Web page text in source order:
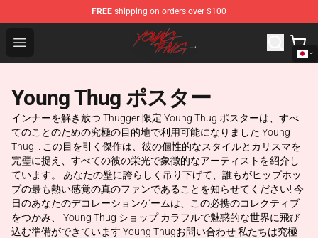
FREE shipping on orders over $100
Open menu
Young Thug Shop - Official Young Thug Merchandise
Young Thug ポスター
インナーを解き放つ Thugger 限定 Young Thug ポスターは、すべ
てのことのための究極の目的地で利用可能になりました Young
Thug. . この目を引く傑作は、彼の個性的なスタイルとカリスマを
完璧に捉え、すべての彼の栄光で象徴的なアーティストを紹介し
ています。 あなたの壁に誇らしく吊り下げて、誰もがヒップホッ
プの最も熱い感覚の真のファンであることを知らせてください! 今
日のあなたのデコレーションゲームは、この必携のコレクティブ
をつかみ、 Young Thug ショップ カラフルで魅惑的な世界に飛び
込む準備ができています Young Thugお問い合わせ 私たちは究極